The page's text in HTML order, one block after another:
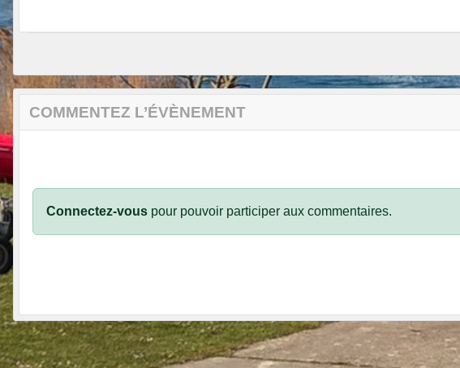
COMMENTEZ L’ÉVÈNEMENT
Connectez-vous pour pouvoir participer aux commentaires.